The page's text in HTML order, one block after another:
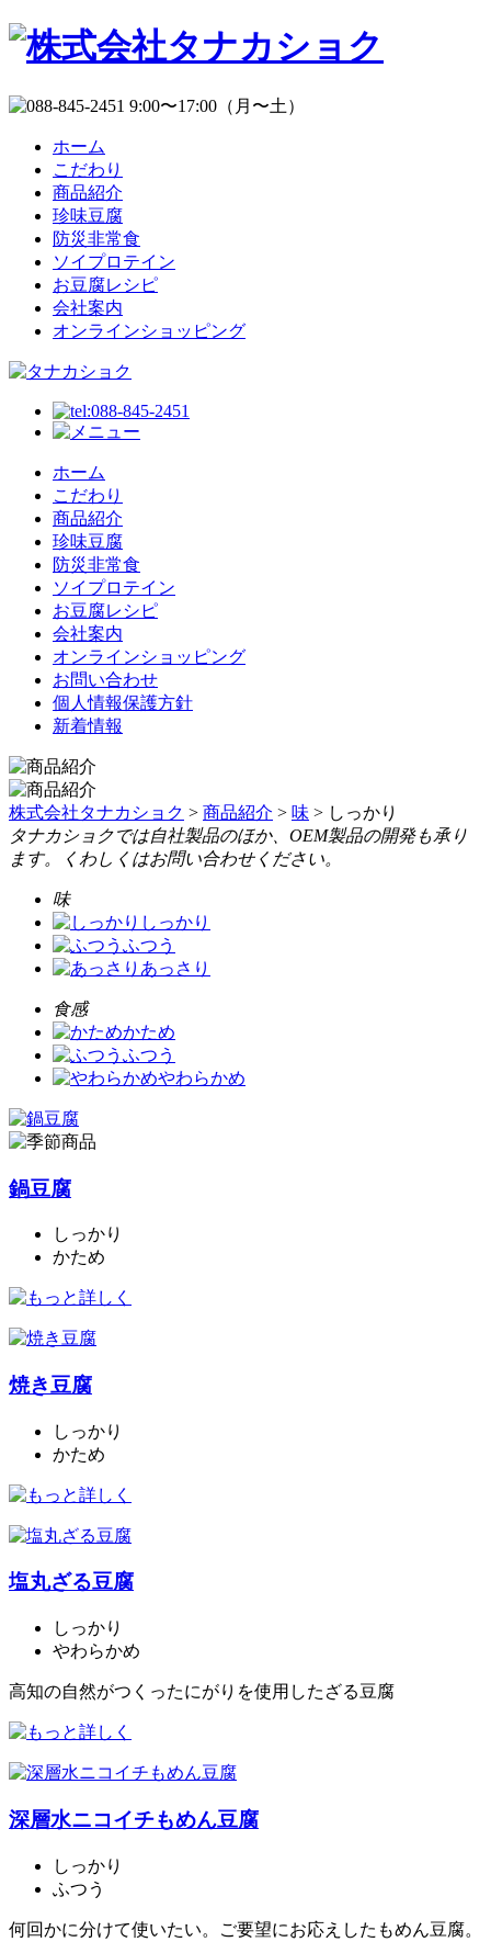
ホーム
こだわり
商品紹介
珍味豆腐
防災非常食
ソイプロテイン
お豆腐レシピ
会社案内
オンラインショッピング
ホーム
こだわり
商品紹介
珍味豆腐
防災非常食
ソイプロテイン
お豆腐レシピ
会社案内
オンラインショッピング
お問い合わせ
個人情報保護方針
新着情報
株式会社タナカショク > 商品紹介 > 味 > しっかり
タナカショクでは自社製品のほか、OEM製品の開発も承り
ます。くわしくはお問い合わせください。
味
しっかり
ふつう
あっさり
食感
かため
ふつう
やわらかめ
鍋豆腐
しっかり
かため
焼き豆腐
しっかり
かため
塩丸ざる豆腐
しっかり
やわらかめ
高知の自然がつくったにがりを使用したざる豆腐
深層水ニコイチもめん豆腐
しっかり
ふつう
何回かに分けて使いたい。ご要望にお応えしたもめん豆腐。